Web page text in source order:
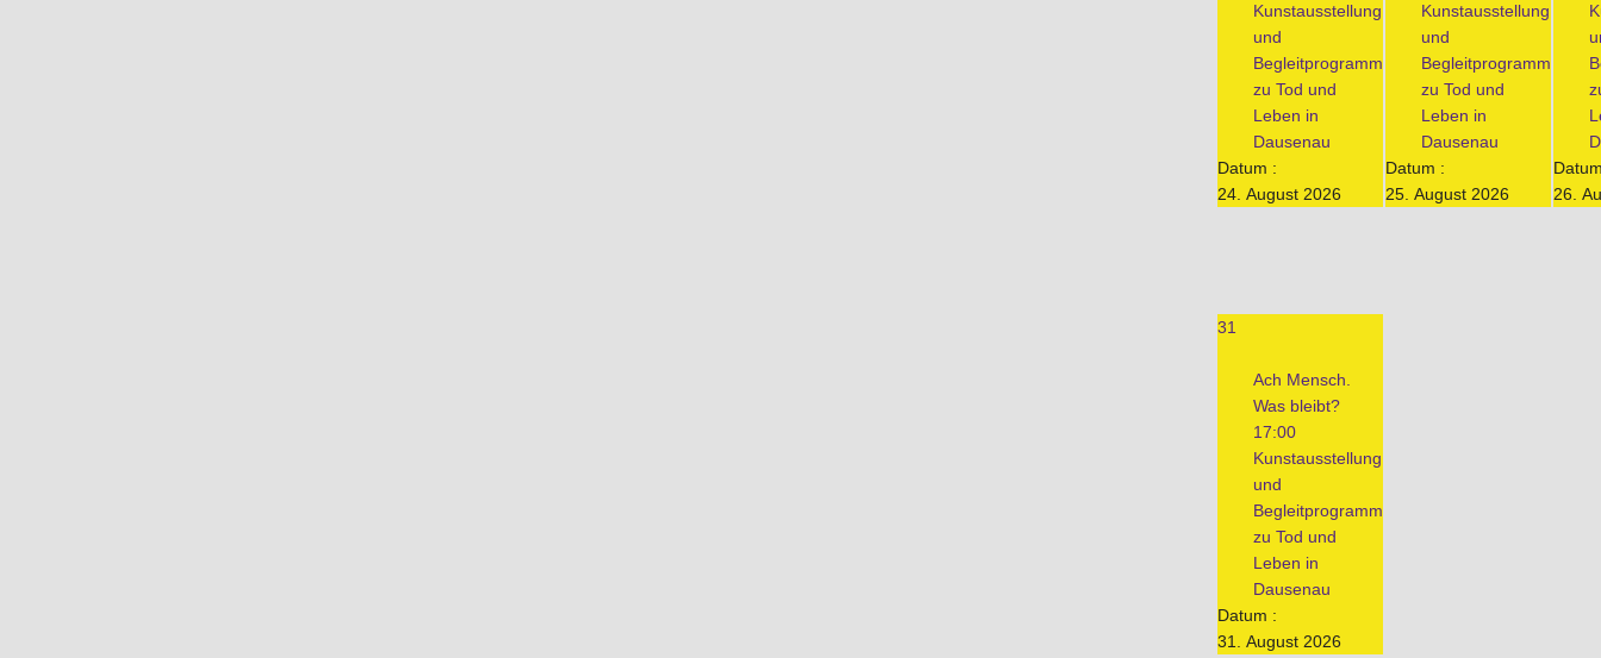
Kunstausstellung
und
Begleitprogramm
zu Tod und
Leben in
Dausenau
Datum :
24. August 2026
Kunstausstellung
und
Begleitprogramm
zu Tod und
Leben in
Dausenau
Datum :
25. August 2026
26.
31
Ach Mensch.
Was bleibt?
17:00
Kunstausstellung
und
Begleitprogramm
zu Tod und
Leben in
Dausenau
Datum :
31. August 2026